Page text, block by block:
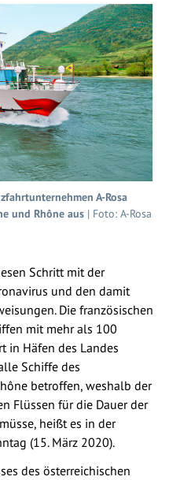
A-Rosa
und Rhône aus | Foto: A-Rosa
Schritt mit der
und den damit
Die französischen
mit mehr als 100
in Häfen des Landes
Schiffe des
betroffen, weshalb der
Flüssen für die Dauer der
heißt es in der
(15. März 2020).
des österreichischen